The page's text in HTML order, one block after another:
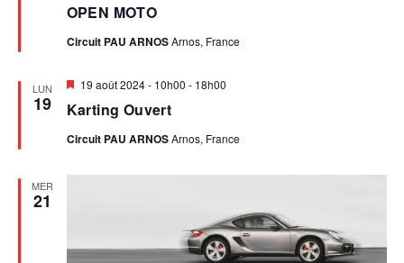
OPEN MOTO
avant
Circuit PAU ARNOSArnos, France
LUN
19 Karting Ouvert
Mis
avant
19 août 2024 - 10h00 - 18h00
Circuit PAU ARNOSArnos, France
MER
21